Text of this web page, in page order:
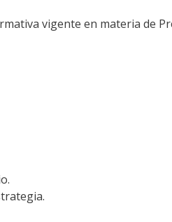
vigente en materia de